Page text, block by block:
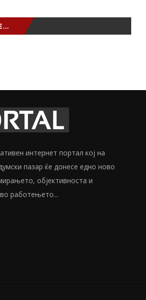
интернет портал кој на
пазар ќе донесе едно ново
објективноста и
работењето...